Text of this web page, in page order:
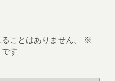
ことはありません。
※
す